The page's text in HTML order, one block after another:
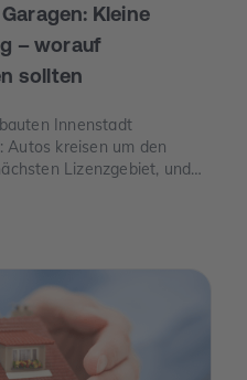
Kleine
– worauf
sollten
Innenstadt
Autos kreisen um den
Lizenzgebiet, und
Stellplatzes oder einer